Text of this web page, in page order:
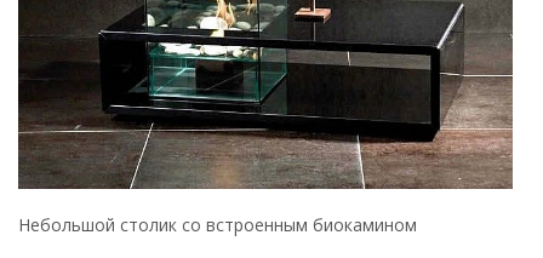
Небольшой столик со встроенным биокамином